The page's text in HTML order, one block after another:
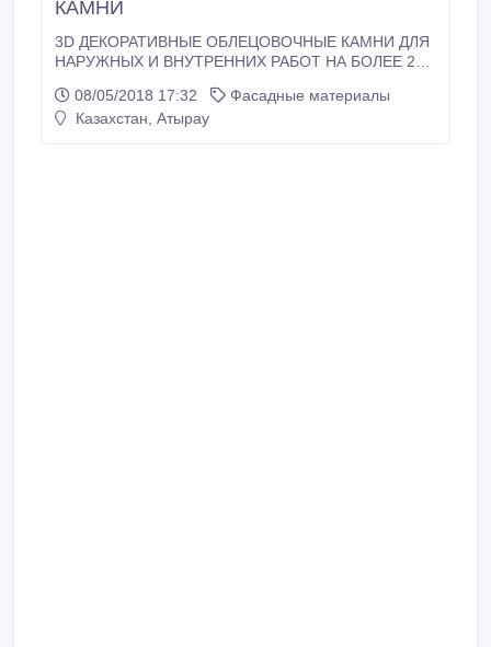
КАМНИ
3D ДЕКОРАТИВНЫЕ ОБЛЕЦОВОЧНЫЕ КАМНИ ДЛЯ
НАРУЖНЫХ И ВНУТРЕННИХ РАБОТ НА БОЛЕЕ 26
специальный разливной лак для декоративного
камня - водостойкий, морозостойкий, глянцевый и
08/05/2018 17:32
Фасадные материалы
Казахстан, Атырау